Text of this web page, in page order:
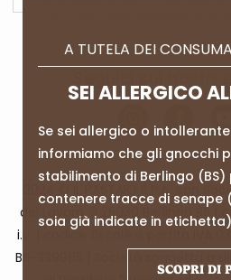
2024 © IL PASTAIO S.P.A. con
del Lavoro, 3 25030 Berlingo BS |
i.v. | codice fiscale e partita IVA
BS-339985 | Società soggetta a
A TUTELA DEI
SEI ALLERGICO
Se sei allergico o
informiamo che gli gnocchi
stabilimento di Berlingo
contenere tracce di senape
soia già indicate in
SCOPRI DI